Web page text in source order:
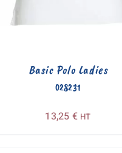
028231
Basic Polo Ladies
13,25 € HT